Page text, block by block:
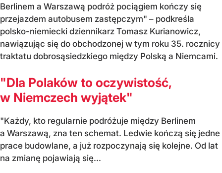
Berlinem a Warszawą podróż pociągiem kończy się
przejazdem autobusem zastępczym" – podkreśla
polsko-niemiecki dziennikarz Tomasz Kurianowicz,
nawiązując się do obchodzonej w tym roku 35. rocznicy
traktatu dobrosąsiedzkiego między Polską a Niemcami.
"Dla Polaków to oczywistość,
w Niemczech wyjątek"
"Każdy, kto regularnie podróżuje między Berlinem
a Warszawą, zna ten schemat. Ledwie kończą się jedne
prace budowlane, a już rozpoczynają się kolejne. Od lat
na zmianę pojawiają się...